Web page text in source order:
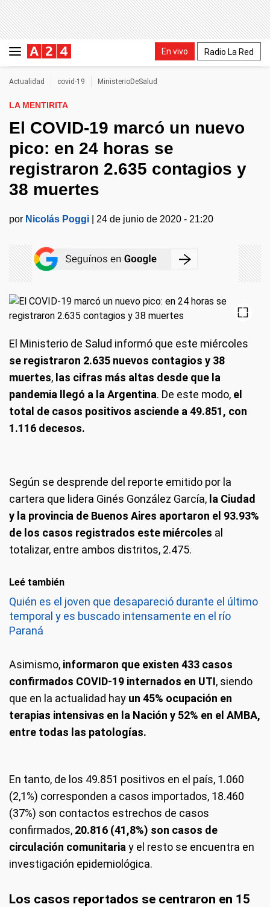
En vivo Radio La Red
Actualidad covid-19 MinisterioDeSalud
LA MENTIRITA
El COVID-19 marcó un nuevo
pico: en 24 horas se
registraron 2.635 contagios y
38 muertes
por Nicolás Poggi 24 de junio de 2020 - 21:20
El Ministerio de Salud informó que este miércoles
se registraron 2.635 nuevos contagios y 38
muertes, las cifras más altas desde que la
pandemia llegó a la Argentina. De este modo, el
total de casos positivos asciende a 49.851, con
1.116 decesos.
Según se desprende del reporte emitido por la
cartera que lidera Ginés González García, la Ciudad
y la provincia de Buenos Aires aportaron el 93.93%
de los casos registrados este miércoles al
totalizar, entre ambos distritos, 2.475.
Leé también
Quién es el joven que desapareció durante el último
temporal y es buscado intensamente en el río
Paraná
Asimismo, informaron que existen 433 casos
confirmados COVID-19 internados en UTI, siendo
que en la actualidad hay un 45% ocupación en
terapias intensivas en la Nación y 52% en el AMBA,
entre todas las patologías.
En tanto, de los 49.851 positivos en el país, 1.060
(2,1%) corresponden a casos importados, 18.460
(37%) son contactos estrechos de casos
confirmados, 20.816 (41,8%) son casos de
circulación comunitaria y el resto se encuentra en
investigación epidemiológica.
Los casos reportados se centraron en 15